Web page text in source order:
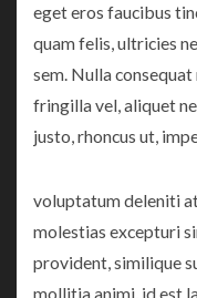
eget eros faucibus
quam felis, ultricies
sem. Nulla
fringilla vel, aliquet
justo, rhoncus ut,
voluptatum deleniti
molestias excepturi
provident, similique
mollitia animi, id est